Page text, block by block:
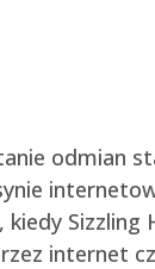
odmian
internet